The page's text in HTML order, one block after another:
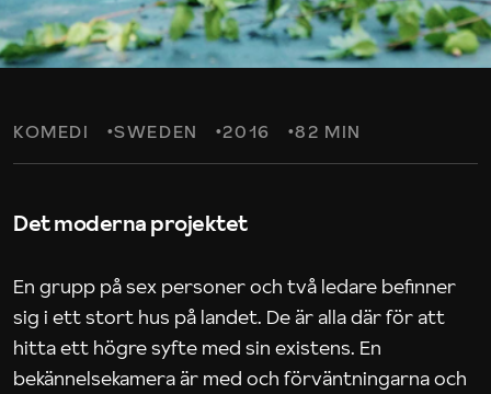
KOMEDI SWEDEN 2016 82 MIN
Det moderna projektet
En grupp på sex personer och två ledare befinner
sig i ett stort hus på landet. De är alla där för att
hitta ett högre syfte med sin existens. En
bekännelsekamera är med och förväntningarna och